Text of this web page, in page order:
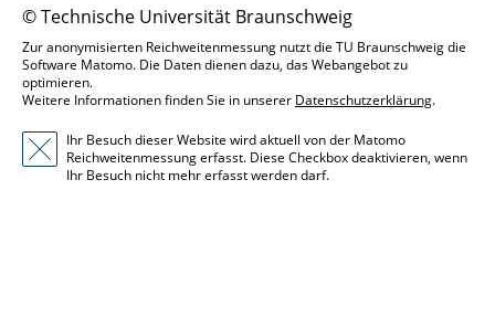
© Technische Universität Braunschweig
Zur anonymisierten Reichweitenmessung nutzt die TU Braunschweig die
Software Matomo. Die Daten dienen dazu, das Webangebot zu
optimieren.
Weitere Informationen finden Sie in unserer Datenschutzerklärung.
Ihr Besuch dieser Website wird aktuell von der Matomo
Reichweitenmessung erfasst. Diese Checkbox deaktivieren, wenn
Ihr Besuch nicht mehr erfasst werden darf.